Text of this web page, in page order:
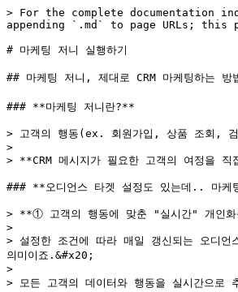
> For the complete documentation
appending `.md` to page URLs;
# 마케팅 저니 실행하기
## 마케팅 저니, 제대로 CRM 마케팅하는 방
### **마케팅 저니란?**
> 고객의 행동(ex. 회원가입, 상품 조회, 검
>
> **CRM 메시지가 필요한 고객의 여정을
### **오디언스 타겟 설정도 있는데.. 마케
> **① 고객의 행동에 맞춘 "실시간" 개인화
>
> 설정한 조건에 따라 매일 갱신되는 오디언
의미이죠.&#x20;
>
> 모든 고객의 데이터와 행동을 실시간으로